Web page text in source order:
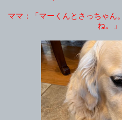
ママ：「マーくんとさっちゃん
ね。」